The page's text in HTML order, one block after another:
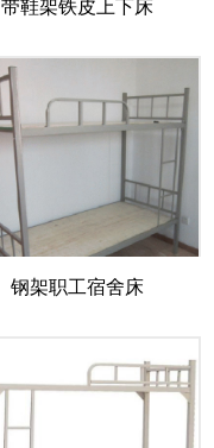
带鞋架铁皮上下床
钢架职工宿舍床